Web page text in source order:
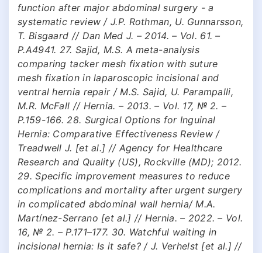
function after major abdominal surgery - a
systematic review / J.P. Rothman, U. Gunnarsson,
T. Bisgaard // Dan Med J. – 2014. – Vol. 61. –
P.A4941. 27. Sajid, M.S. A meta-analysis
comparing tacker mesh fixation with suture
mesh fixation in laparoscopic incisional and
ventral hernia repair / M.S. Sajid, U. Parampalli,
M.R. McFall // Hernia. – 2013. – Vol. 17, № 2. –
P.159-166. 28. Surgical Options for Inguinal
Hernia: Comparative Effectiveness Review /
Treadwell J. [et al.] // Agency for Healthcare
Research and Quality (US), Rockville (MD); 2012.
29. Specific improvement measures to reduce
complications and mortality after urgent surgery
in complicated abdominal wall hernia/ M.A.
Martínez-Serrano [et al.] // Hernia. – 2022. – Vol.
16, № 2. – P.171–177. 30. Watchful waiting in
incisional hernia: Is it safe? / J. Verhelst [et al.] //